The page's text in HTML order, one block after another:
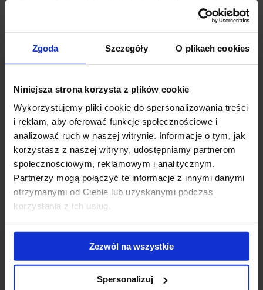
Zgoda Szczegóły O plikach cookies
Niniejsza strona korzysta z plików cookie
Wykorzystujemy pliki cookie do spersonalizowania treści
i reklam, aby oferować funkcje społecznościowe i
analizować ruch w naszej witrynie. Informacje o tym, jak
korzystasz z naszej witryny, udostępniamy partnerom
społecznościowym, reklamowym i analitycznym.
Partnerzy mogą połączyć te informacje z innymi danymi
otrzymanymi od Ciebie lub uzyskanymi podczas
korzystania z ich usług.
Zezwól na wszystkie
Spersonalizuj
Prismistic Office. Obiekt o przeszklonej bryle ma dostarczyć 14 tys.
mkw powierzchni użytkowej na 4 kondygnacjach naziemnych.
Parterowe powierzchnie będą przeznaczone pod lokale handlowe
i usługowe, a wyższe kondygnacje zapełnią biura.
która umożliwiła zaprojektowanie trzech oddzielnych wejść do
obiektu. Prostopadłościany będą połączone ze sobą trzema
łącznikami z pryzmatycznymi przeszkleniami o nieregularnym
ułożeniu. W centralnej części budynku powstanie patio bogato
wysadzone roślinnością. Budowa ma się rozpocząć już w
przyszłym roku.